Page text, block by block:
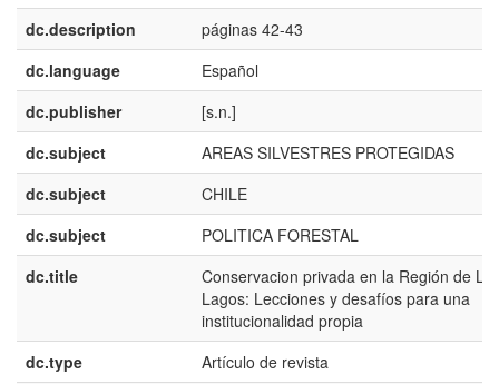
dc.description
páginas 42-43
dc.language
Español
dc.publisher
[s.n.]
dc.subject
AREAS SILVESTRES PROTEGIDAS
dc.subject
CHILE
dc.subject
POLITICA FORESTAL
dc.title
Conservacion privada en la Región de
Lagos: Lecciones y desafíos para una
institucionalidad propia
dc.type
Artículo de revista